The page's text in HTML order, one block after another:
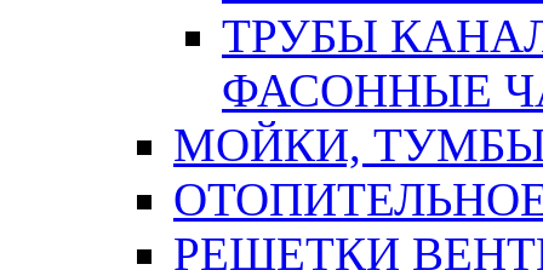
ТРУБЫ
ФАСОННЫЕ
МОЙКИ,
РЕШЕТКИ